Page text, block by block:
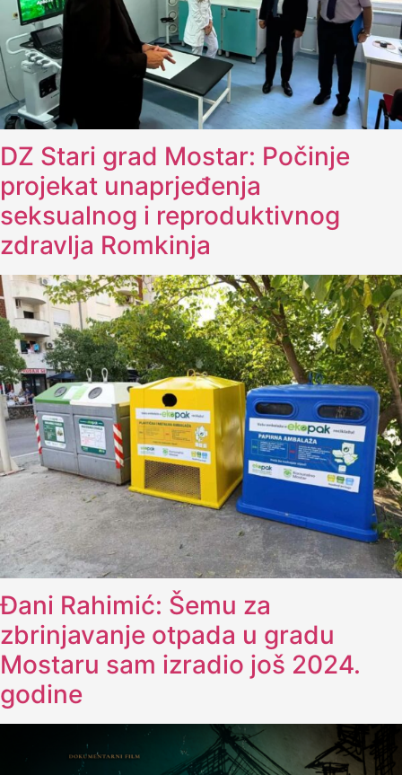
DZ Stari grad Mostar: Počinje
projekat unaprjeđenja
seksualnog i reproduktivnog
zdravlja Romkinja
Đani Rahimić: Šemu za
zbrinjavanje otpada u gradu
Mostaru sam izradio još 2024.
godine